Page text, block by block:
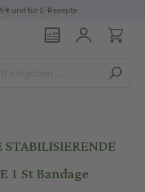
€ und für E-Rezepte
1 St Bandage